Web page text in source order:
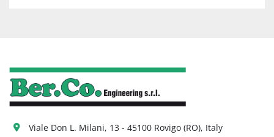
Viale Don L. Milani, 13 - 45100 Rovigo (RO), Italy